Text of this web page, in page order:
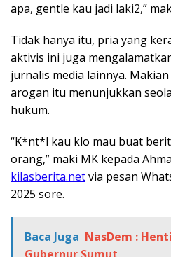
apa, gentle kau jadi laki2,”
Tidak hanya itu, pria yang
aktivis ini juga
jurnalis media lainnya.
arogan itu menunjukkan
hukum.
“K*nt*l kau klo mau buat
orang,” maki MK kepada
kilasberita.netvia pesan
2025 sore.
Baca Juga NasDem :